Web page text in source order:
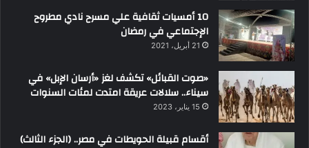
10 أمسيات ثقافية علي مسرح نادي مطروح
الإجتماعي في رمضان
21 أبريل، 2021
«صوت القبائل» تكشف لغز «أرسان الإبل» في
سيناء.. سلالات عريقة امتدت لمئات السنوات
15 يناير، 2023
أقسام قبيلة الحويطات في مصر.. (الجزء الثالث)